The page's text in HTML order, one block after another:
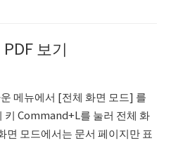
보기
메뉴에서 [전체 화면 모드] 를
키 Command+L를 눌러 전체 화
면 모드에서는 문서 페이지만 표